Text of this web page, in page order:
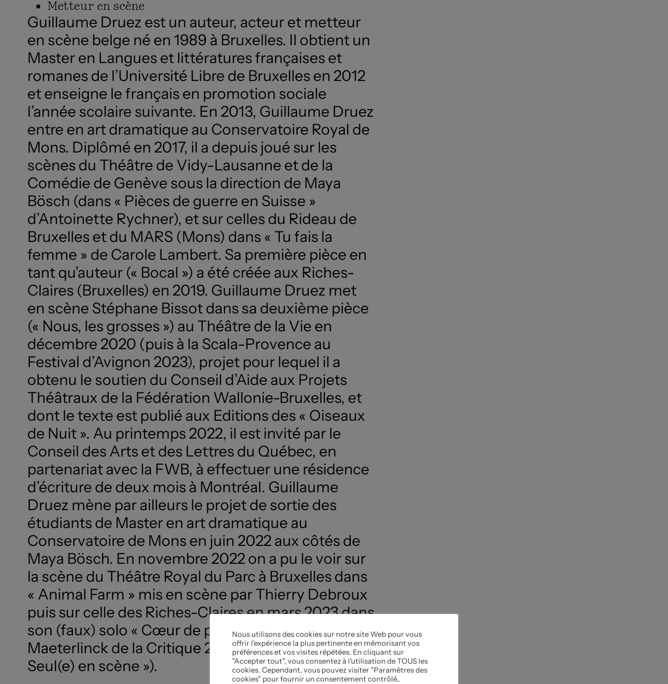
Metteur en scène
Guillaume Druez est un auteur, acteur et metteur
en scène belge né en 1989 à Bruxelles. Il obtient un
Master en Langues et littératures françaises et
romanes de l’Université Libre de Bruxelles en 2012
et enseigne le français en promotion sociale
l’année scolaire suivante. En 2013, Guillaume Druez
entre en art dramatique au Conservatoire Royal de
Mons. Diplômé en 2017, il a depuis joué sur les
scènes du Théâtre de Vidy-Lausanne et de la
Comédie de Genève sous la direction de Maya
Bösch (dans « Pièces de guerre en Suisse »
d’Antoinette Rychner), et sur celles du Rideau de
Bruxelles et du MARS (Mons) dans « Tu fais la
femme » de Carole Lambert. Sa première pièce en
tant qu’auteur (« Bocal ») a été créée aux Riches-
Claires (Bruxelles) en 2019. Guillaume Druez met
en scène Stéphane Bissot dans sa deuxième pièce
(« Nous, les grosses ») au Théâtre de la Vie en
décembre 2020 (puis à la Scala-Provence au
Festival d’Avignon 2023), projet pour lequel il a
obtenu le soutien du Conseil d’Aide aux Projets
Théâtraux de la Fédération Wallonie-Bruxelles, et
dont le texte est publié aux Editions des « Oiseaux
de Nuit ». Au printemps 2022, il est invité par le
Conseil des Arts et des Lettres du Québec, en
partenariat avec la FWB, à effectuer une résidence
d’écriture de deux mois à Montréal. Guillaume
Druez mène par ailleurs le projet de sortie des
étudiants de Master en art dramatique au
Conservatoire de Mons en juin 2022 aux côtés de
Maya Bösch. En novembre 2022 on a pu le voir sur
la scène du Théâtre Royal du Parc à Bruxelles dans
« Animal Farm » mis en scène par Thierry Debroux
puis sur celle des Riches-Claires en mars 2023 dans
son (faux) solo « Cœur de pédé » (nommé aux Prix
Maeterlinck de la Critique 2023 dans la catégorie «
Seul(e) en scène »).
Nous utilisons des cookies sur notre site Web pour vous
offrir l'expérience la plus pertinente en mémorisant vos
préférences et vos visites répétées. En cliquant sur
"Accepter tout", vous consentez à l'utilisation de TOUS les
cookies. Cependant, vous pouvez visiter "Paramètres des
cookies" pour fournir un consentement contrôlé..